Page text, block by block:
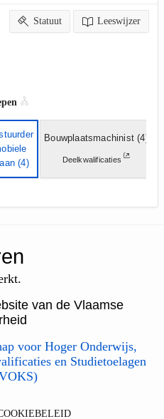
Statuut Leeswijzer
(4)
Bouwplaatsmachinist (4)
Deelkwalificaties
van de Vlaamse
voor Hoger Onderwijs,
en Studietoelagen